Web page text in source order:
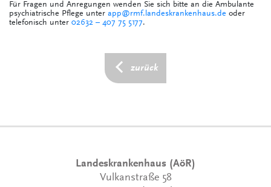
Für Fragen und Anregungen wenden Sie sich bitte an die Ambulante
psychiatrische Pflege unter app@rmf.landeskrankenhaus.de oder
telefonisch unter 02632 – 407 75 5177.
zurück
Landeskrankenhaus (AöR)
Vulkanstraße 58